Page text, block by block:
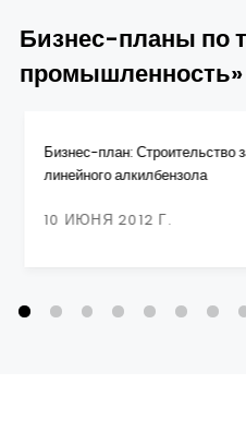
Бизнес-планы по
промышленность»
Бизнес-план: Строительство
линейного алкилбензола
10 ИЮНЯ 2012 Г.